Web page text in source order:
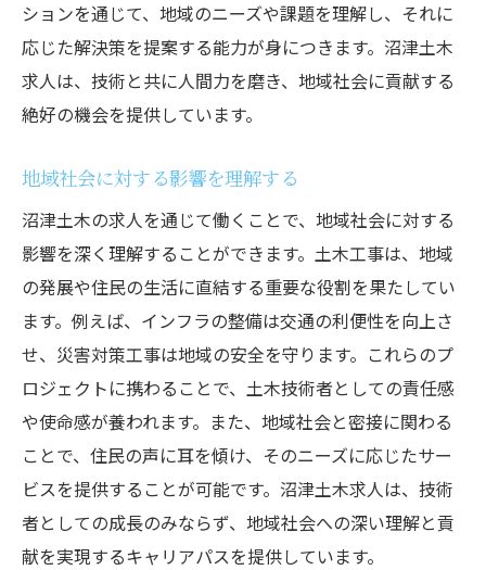
安心して働けるための制度
長期的なキャリア形成の支援
ションを通じて、地域のニーズや課題を理解し、それに
応じた解決策を提案する能力が身につきます。沼津土木
求人は、技術と共に人間力を磨き、地域社会に貢献する
絶好の機会を提供しています。
地域社会に対する影響を理解する
沼津土木の求人を通じて働くことで、地域社会に対する
影響を深く理解することができます。土木工事は、地域
の発展や住民の生活に直結する重要な役割を果たしてい
ます。例えば、インフラの整備は交通の利便性を向上さ
せ、災害対策工事は地域の安全を守ります。これらのプ
ロジェクトに携わることで、土木技術者としての責任感
や使命感が養われます。また、地域社会と密接に関わる
ことで、住民の声に耳を傾け、そのニーズに応じたサー
ビスを提供することが可能です。沼津土木求人は、技術
者としての成長のみならず、地域社会への深い理解と貢
献を実現するキャリアパスを提供しています。